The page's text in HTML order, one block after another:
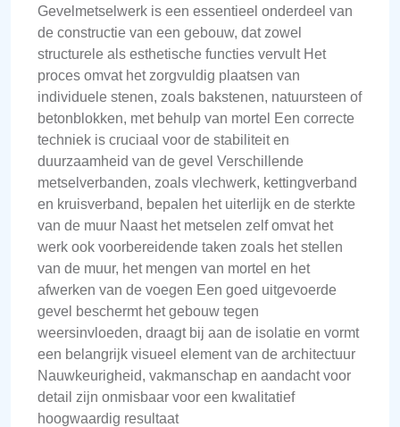
Gevelmetselwerk is een essentieel onderdeel van
de constructie van een gebouw, dat zowel
structurele als esthetische functies vervult Het
proces omvat het zorgvuldig plaatsen van
individuele stenen, zoals bakstenen, natuursteen of
betonblokken, met behulp van mortel Een correcte
techniek is cruciaal voor de stabiliteit en
duurzaamheid van de gevel Verschillende
metselverbanden, zoals vlechwerk, kettingverband
en kruisverband, bepalen het uiterlijk en de sterkte
van de muur Naast het metselen zelf omvat het
werk ook voorbereidende taken zoals het stellen
van de muur, het mengen van mortel en het
afwerken van de voegen Een goed uitgevoerde
gevel beschermt het gebouw tegen
weersinvloeden, draagt bij aan de isolatie en vormt
een belangrijk visueel element van de architectuur
Nauwkeurigheid, vakmanschap en aandacht voor
detail zijn onmisbaar voor een kwalitatief
hoogwaardig resultaat